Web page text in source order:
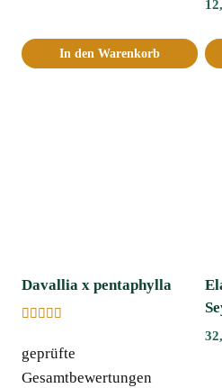
In den Warenkorb
Davallia x pentaphylla
5.00
von 5
geprüfte
Gesamtbewertungen